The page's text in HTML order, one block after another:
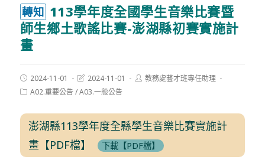
轉知 113學年度全國學生音樂比賽暨
師生鄉土歌謠比賽-澎湖縣初賽實施計
畫
Post
published:
2024-11-01
Post
modified:
2024-11-01
Post教務處藝才班專任助理
PostA02.重要公告/A03.一般公告
澎湖縣113學年度全縣學生音樂比賽實施計
畫【PDF檔】
下載【PDF檔】